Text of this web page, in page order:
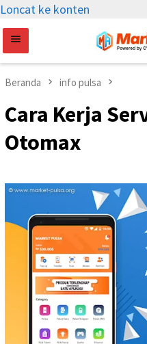
Loncat ke konten
Beranda info pulsa
Cara Kerja
Otomax